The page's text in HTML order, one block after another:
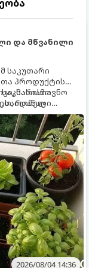
და მწვანილი
საკუთარი
პროდუქტის
საიდანაც
და
სასიამოვნო
რომელი
ყველაზე კარგად
2026/08/04 14:36